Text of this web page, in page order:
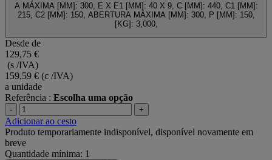
A MÁXIMA [MM]: 300, E X E1 [MM]: 40 X 9, C [MM]: 440, C1 [MM]:
215, C2 [MM]: 150, ABERTURA MÁXIMA [MM]: 300, P [MM]: 150,
[KG]: 3,000,
Desde de
129,75 €
(s /IVA)
159,59 € (c /IVA)
a unidade
Referência : Escolha uma opção
- +
Adicionar ao cesto
Produto temporariamente indisponível, disponível novamente em
breve
Quantidade mínima: 1